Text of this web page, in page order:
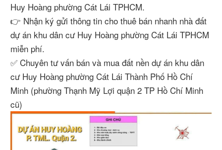
Huy Hoàng phường Cát Lái TPHCM.
👉 Nhận ký gửi thông tin cho thuê bán nhanh nhà đất
dự án khu dân cư Huy Hoàng phường Cát Lái TPHCM
miễn phí.
✅ Chuyên tư vấn bán và mua đất nền dự án khu dân
cư Huy Hoàng phường Cát Lái Thành Phố Hồ Chí
Minh (phường Thạnh Mỹ Lợi quận 2 TP Hồ Chí Minh
cũ)